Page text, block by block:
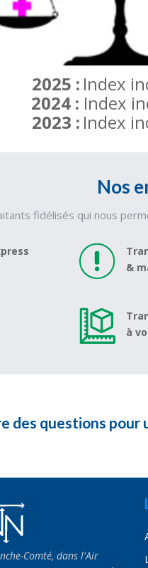
2025 : Index
2024 : Index
2023 : Index
Nos
fidélisés qui nous
&
à
des questions
Comté, dans l'Air